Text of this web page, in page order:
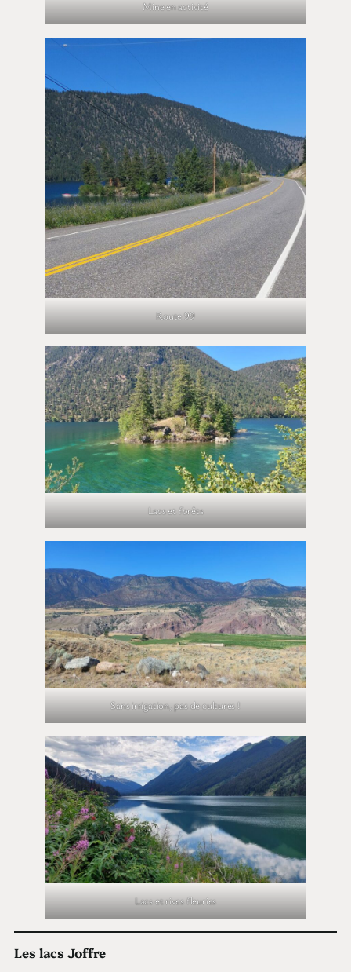
Mine en activité
Route 99
Lacs et forêts
Sans irrigation, pas de cultures !
Lacs et rives fleuries
Les lacs Joffre